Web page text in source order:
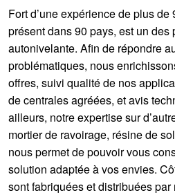
Fort d’une expérience de plus
présent dans 90 pays, est un
autonivelante. Afin de répondre
problématiques, nous
offres, suivi qualité de nos
de centrales agréées, et avis
ailleurs, notre expertise sur
mortier de ravoirage, résine de
nous permet de pouvoir vous
solution adaptée à vos envies.
sont fabriquées et distribuées